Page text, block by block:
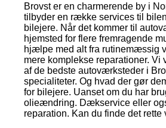
Brovst er en charmerende by i
tilbyder en række services til
bilejere. Når det kommer til
hjemsted for flere fremragende
hjælpe med alt fra rutinemæssig
mere komplekse reparationer. Vi
af de bedste autoværksteder i
specialiteter. Og hvad der gør
for bilejere. Uanset om du har
olieændring. Dækservice eller
reparation. Kan du finde det